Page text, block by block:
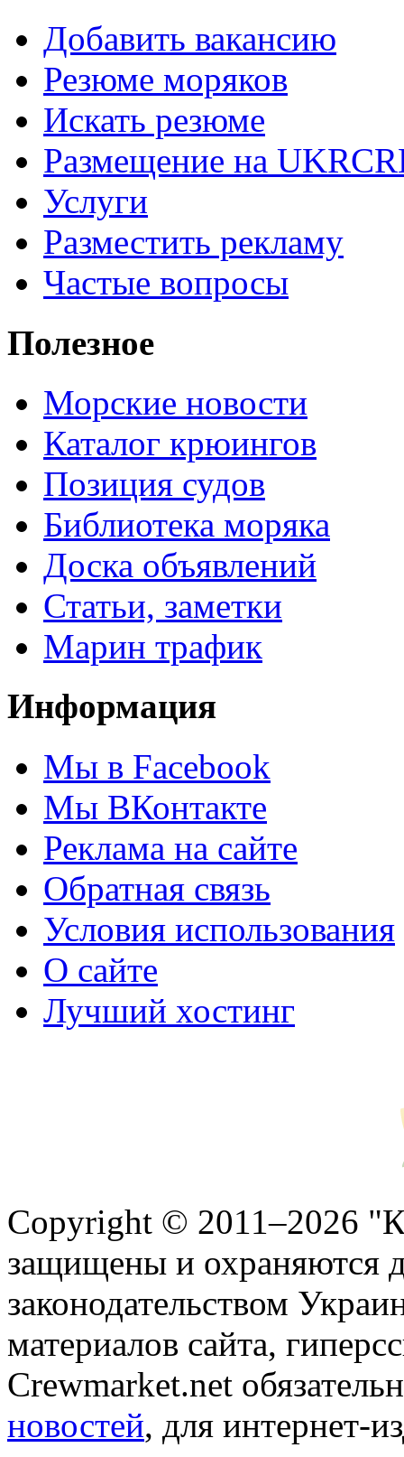
Добавить вакансию
Резюме моряков
Искать резюме
Размещение на
Услуги
Разместить рекламу
Частые вопросы
Полезное
Морские новости
Каталог крюингов
Позиция судов
Библиотека моряка
Доска объявлений
Статьи, заметки
Марин трафик
Информация
Мы в Facebook
Мы ВКонтакте
Реклама на сайте
Обратная связь
Условия использования
О сайте
Лучший хостинг
Copyright © 2011–2026
защищены и охраняются
законодательством
материалов сайта,
Crewmarket.net
новостей, для интернет-